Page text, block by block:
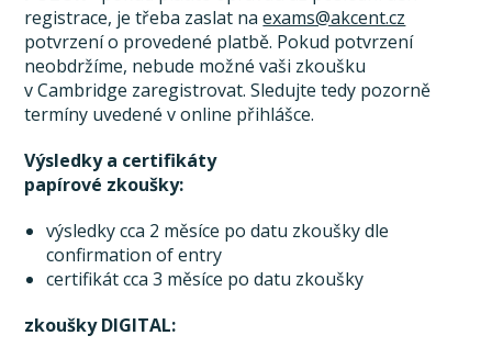
registrace, je třeba zaslat naexams@akcent.cz
potvrzení o provedené platbě. Pokud potvrzení
neobdržíme, nebude možné vaši zkoušku
v Cambridge zaregistrovat. Sledujte tedy pozorně
termíny uvedené v online přihlášce.
Výsledky a certifikáty
papírové zkoušky:
výsledky cca 2 měsíce po datu zkoušky dle
confirmation of entry
certifikát cca 3 měsíce po datu zkoušky
zkoušky DIGITAL: